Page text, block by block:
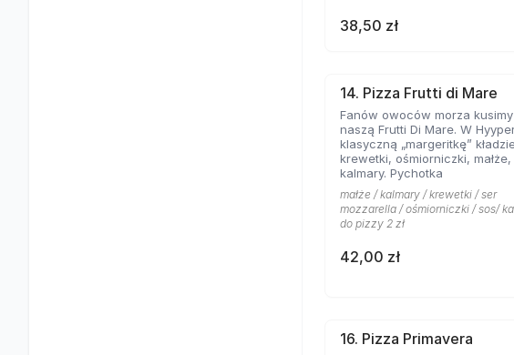
38,50 zł
14. Pizza Frutti di Mare
Fanów owoców morza kusimy
naszą Frutti Di Mare. W
klasyczną „margeritkę”
krewetki, ośmiorniczki, małże,
kalmary. Pychotka
małże / kalmary / krewetki / ser
mozzarella / ośmiorniczki / sos/
do pizzy 2 zł
42,00 zł
16. Pizza Primavera